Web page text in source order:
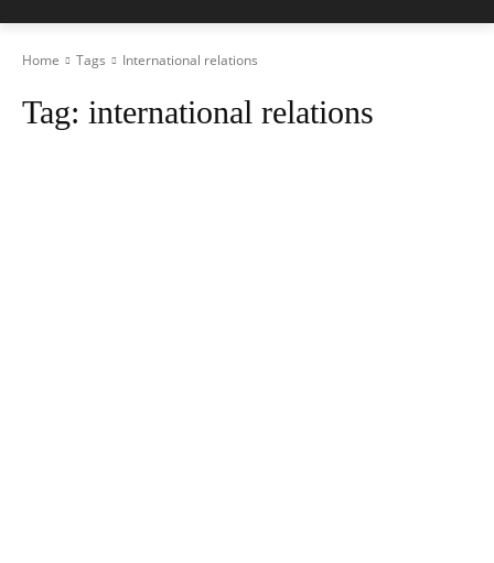
Home Tags International relations
Tag: international relations